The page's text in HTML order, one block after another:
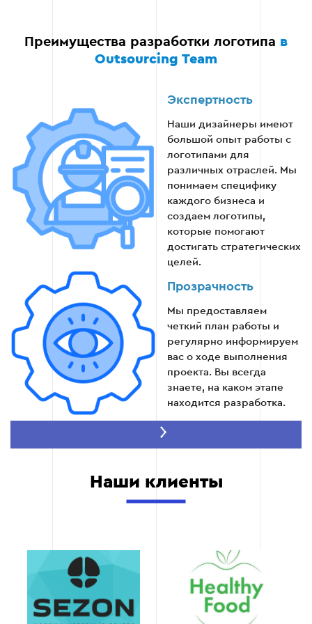
форматах (SVG, PNG, JPEG и т.д.).
использованию логотипа.
Консультируем по вопросам дальнейшего
применения.
Этап 5
Преимущества разработки логотипа в
Outsourcing Team
Экспертность
Наши дизайнеры имеют
большой опыт работы с
логотипами для
различных отраслей. Мы
понимаем специфику
каждого бизнеса и
создаем логотипы,
которые помогают
достигать стратегических
целей.
Прозрачность
Мы предоставляем
четкий план работы и
регулярно информируем
вас о ходе выполнения
проекта. Вы всегда
знаете, на каком этапе
находится разработка.
Мы предлагаем
сотрудничества,
предоставляя высокое
прозрачна, без скрытых
платежей.
Скорость
выполнения
Наши клиенты